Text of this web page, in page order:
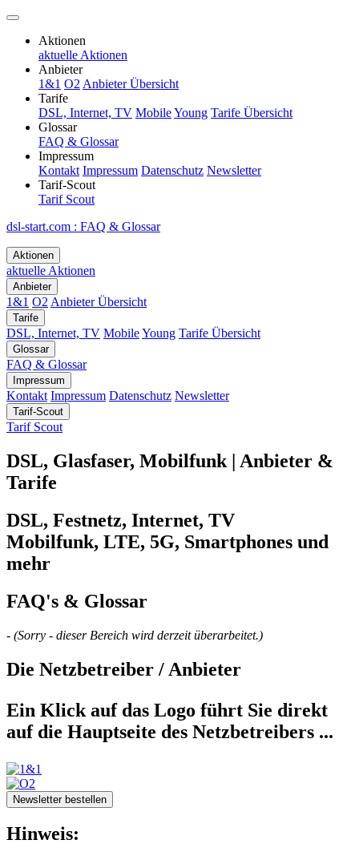
Aktionen
aktuelle Aktionen
Anbieter
1&1 O2 Anbieter Übersicht
Tarife
DSL, Internet, TV MobileYoung Tarife Übersicht
Glossar
FAQ & Glossar
Impressum
Kontakt Impressum Datenschutz Newsletter
Tarif-Scout
Tarif Scout
dsl-start.com : FAQ & Glossar
Aktionen
aktuelle Aktionen
Anbieter
1&1 O2 Anbieter Übersicht
Tarife
DSL, Internet, TV MobileYoung Tarife Übersicht
Glossar
FAQ & Glossar
Impressum
Kontakt Impressum Datenschutz Newsletter
Tarif-Scout
Tarif Scout
DSL, Glasfaser, Mobilfunk | Anbieter &
Tarife
DSL, Festnetz, Internet, TV
Mobilfunk, LTE, 5G, Smartphones und
mehr
FAQ's & Glossar
- (Sorry - dieser Bereich wird derzeit überarbeitet.)
Die Netzbetreiber / Anbieter
Ein Klick auf das Logo führt Sie direkt
auf die Hauptseite des Netzbetreibers ...
Newsletter bestellen
Hinweis: